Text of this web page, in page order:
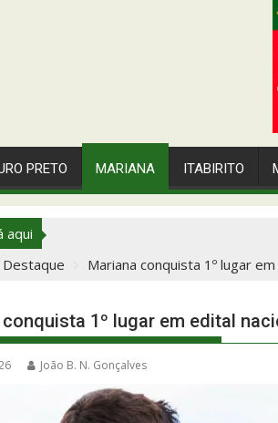
PRETO MARIANA ITABIRITO
aqui
Destaque Mariana conquista 1º lugar
1º lugar em edital
João B. N. Gonçalves